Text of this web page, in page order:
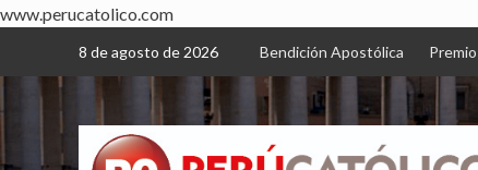
www.perucatolico.com
content
8 de agosto de 2026 Bendición Apostólica